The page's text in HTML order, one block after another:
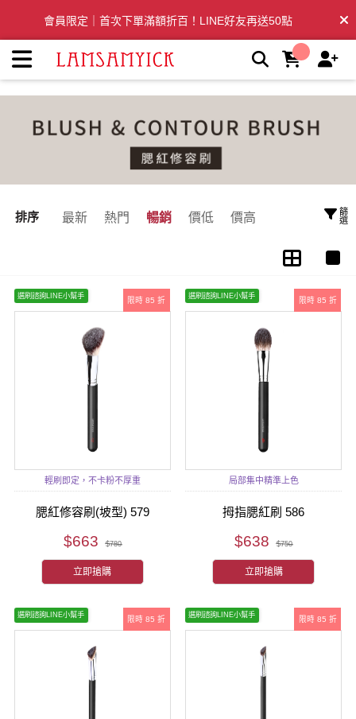
妝刷具
會員限定｜首次下單滿額折百！LINE好友再送50點
全台滿千免運🛒訂單付款後3~5日內出貨
排序 最新 熱門 暢銷 價低 價高 篩選
限時 85 折
選刷諮詢LINE小幫手
輕刷即定，不卡粉不厚重
腮紅修容刷(坡型) 579
$663 $780
立即搶購
限時 85 折
選刷諮詢LINE小幫手
局部集中精準上色
拇指腮紅刷 586
$638 $750
立即搶購
限時 85 折
選刷諮詢LINE小幫手
限時 85 折
選刷諮詢LINE小幫手